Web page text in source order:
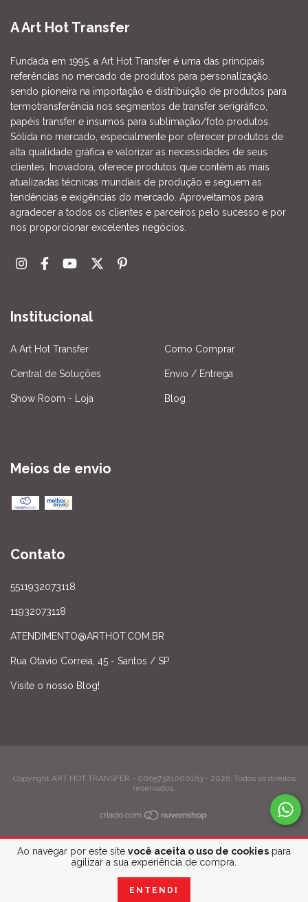
Ao navegar por este site você aceita o uso de cookies para
agilizar a sua experiência de compra.
ENTENDI
A Art Hot Transfer
Fundada em 1995, a Art Hot Transfer é uma das principais
referências no mercado de produtos para personalização,
sendo pioneira na importação e distribuição de produtos para
termotransferência nos segmentos de transfer serigráfico,
papéis transfer e insumos para sublimação/foto produtos.
Sólida no mercado, especialmente por oferecer produtos de
alta qualidade gráfica e valorizar as necessidades de seus
clientes. Inovadora, oferece produtos que contêm as mais
atualizadas técnicas mundiais de produção e seguem as
tendências e exigências do mercado. Aproveitamos para
agradecer a todos os clientes e parceiros pelo sucesso e por
nos proporcionar excelentes negócios.
Institucional
A Art Hot Transfer Como Comprar
Central de Soluções Envio / Entrega
Show Room - Loja Blog
Meios de envio
Contato
5511932073118
11932073118
ATENDIMENTO@ARTHOT.COM.BR
Rua Otavio Correia, 45 - Santos / SP
Visite o nosso Blog!
Copyright ART HOT TRANSFER - 00657321000163 - 2026. Todos os direitos
reservados.